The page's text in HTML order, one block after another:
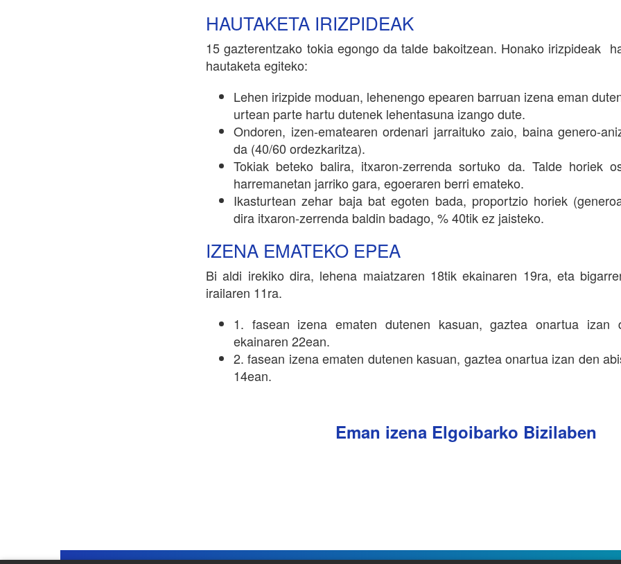
HAUTAKETA IRIZPIDEAK
15 gazterentzako tokia egongo da talde bakoitzean. Honako irizpideak
hautaketa egiteko:
Lehen irizpide moduan, lehenengo epearen barruan izena eman
urtean parte hartu dutenek lehentasuna izango dute.
Ondoren, izen-ematearen ordenari jarraituko zaio, baina genero-
da (40/60 ordezkaritza).
Tokiak beteko balira, itxaron-zerrenda sortuko da. Talde horiek
harremanetan jarriko gara, egoeraren berri emateko.
Ikasturtean zehar baja bat egoten bada, proportzio horiek
dira itxaron-zerrenda baldin badago, % 40tik ez jaisteko.
IZENA EMATEKO EPEA
Bi aldi irekiko dira, lehena maiatzaren 18tik ekainaren 19ra, eta
irailaren 11ra.
1. fasean izena ematen dutenen kasuan, gaztea onartua izan
ekainaren 22ean.
2. fasean izena ematen dutenen kasuan, gaztea onartua izan den
14ean.
Eman izena Elgoibarko Bizilaben